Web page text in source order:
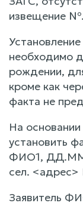
извещение №.
необходимо
рождении,
кроме как
факта не
На
установить
ФИО1,
сел.
Заявитель